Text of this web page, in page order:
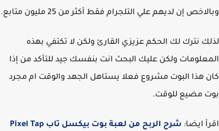
إن لديهم علي التلجرام فقط أكثر من 25 مليون متابع.
نترك لك الحكم عزيزي القارئ ولكن لا تكتفي بهذه
ولكن عليك البحث انت بنفسك جيد للتأكد من إذا
هذا البوت مشروع فعلا يستاهل الجهد والوقت ام مجرد
مضيع للوقت.
ايضا:شرح الربح من لعبة بوت بيكسل تاب Pixel Tap